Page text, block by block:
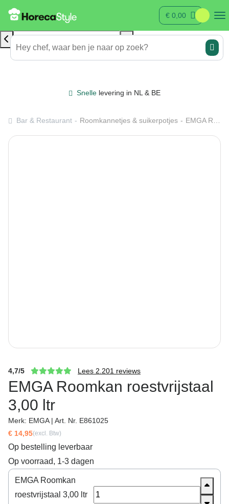
€ 0,00
Snelle levering in NL & BE
Bar & Restaurant Roomkannetjes & suikerpotjes EMGA Roomkan roestvrijstaal 3,00 ltr
4,7/5 Lees 2.201 reviews
EMGA Roomkan roestvrijstaal
3,00 ltr
Merk: EMGA | Art. Nr. E861025
€ 14,95(excl. Btw)
Op bestelling leverbaar
Op voorraad, 1-3 dagen
EMGA Roomkan
roestvrijstaal 3,00 ltr